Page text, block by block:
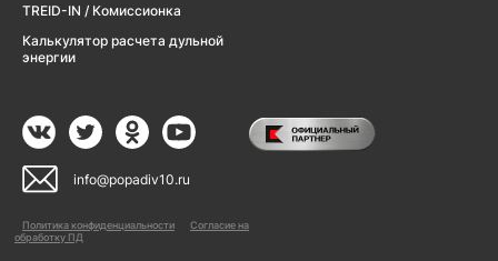
TREID-IN / Комиссионка
Калькулятор расчета дульной
энергии
info@popadiv10.ru
Политика конфиденциальности
Согласие на
обработку ПД